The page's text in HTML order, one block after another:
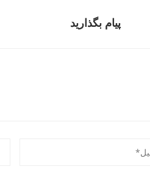
پیام بگذارید